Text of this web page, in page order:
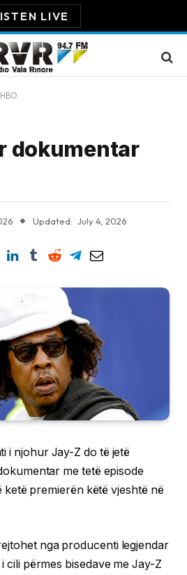
LIVE
dokumentar
Updated: July 4, 2026
i njohur Jay-Z do të jetë
me tetë episode
ketë premierën këtë vjeshtë në
nga producenti legjendar
cili përmes bisedave me Jay-Z